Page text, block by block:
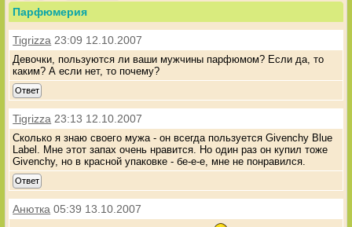
Парфюмерия
Tigrizza 23:09 12.10.2007
Девочки, пользуются ли ваши мужчины парфюмом? Если да, то
каким? А если нет, то почему?
Ответ
Tigrizza 23:13 12.10.2007
Сколько я знаю своего мужа - он всегда пользуется Givenchy Blue
Label. Мне этот запах очень нравится. Но один раз он купил тоже
Givenchy, но в красной упаковке - бе-е-е, мне не понравился.
Ответ
Анютка 05:39 13.10.2007